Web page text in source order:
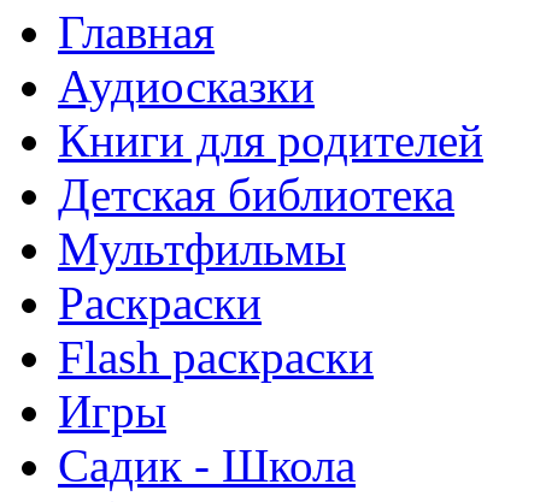
Главная
Аудиосказки
Книги для родителей
Детская библиотека
Мультфильмы
Раскраски
Flash раскраски
Игры
Садик - Школа